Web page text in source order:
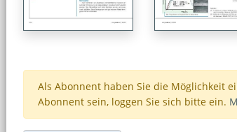
Als Abonnent haben Sie die Möglichkeit
Abonnent sein, loggen Sie sich bitte ein.